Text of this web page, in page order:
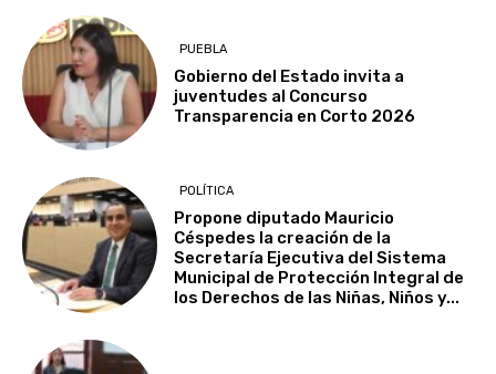
PUEBLA
Gobierno del Estado invita a
juventudes al Concurso
Transparencia en Corto 2026
POLÍTICA
Propone diputado Mauricio
Céspedes la creación de la
Secretaría Ejecutiva del Sistema
Municipal de Protección Integral de
los Derechos de las Niñas, Niños y...